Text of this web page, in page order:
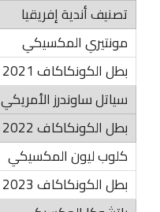
تصنيف أندية إفريقيا
مونتيري المكسيكي
بطل الكونكاكاف 2021
سياتل ساوندرز الأمريكي
بطل الكونكاكاف 2022
كلوب ليون المكسيكي
بطل الكونكاكاف 2023